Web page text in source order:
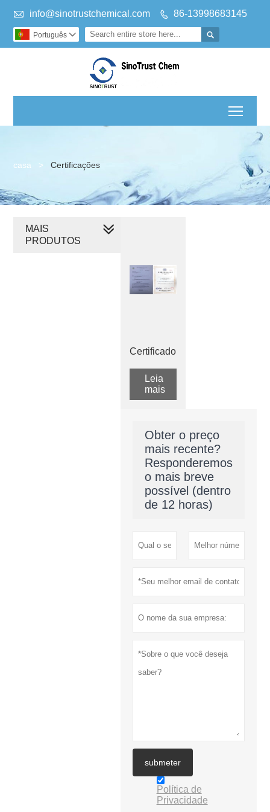
 info@sinotrustchemical.com  86-13998683145

Português 
casa > Certificações
Certificado
Leia
mais
Obter o preço
mais recente?
Responderemos
o mais breve
possível (dentro
de 12 horas)
submeter
Política de
Privacidade
MAIS
PRODUTOS